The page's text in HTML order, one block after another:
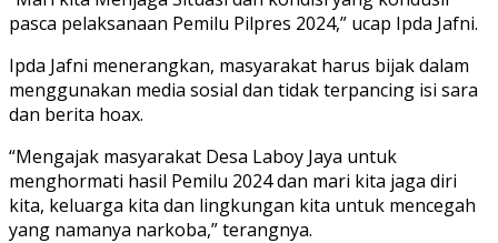
pasca pelaksanaan Pemilu Pilpres 2024,” ucap Ipda Jafni.
Ipda Jafni menerangkan, masyarakat harus bijak dalam
menggunakan media sosial dan tidak terpancing isi sara
dan berita hoax.
“Mengajak masyarakat Desa Laboy Jaya untuk
menghormati hasil Pemilu 2024 dan mari kita jaga diri
kita, keluarga kita dan lingkungan kita untuk mencegah
yang namanya narkoba,” terangnya.